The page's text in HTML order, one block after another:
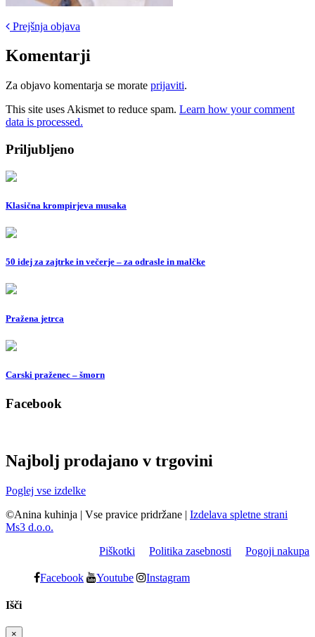
Post
navigation
Prejšnja objava
Komentarji
Za objavo komentarja se morate prijaviti.
This site uses Akismet to reduce spam. Learn how your comment
data is processed.
Priljubljeno
Klasična krompirjeva musaka
50 idej za zajtrke in večerje – za odrasle in malčke
Pražena jetrca
Carski praženec – šmorn
Facebook
Najbolj prodajano v trgovini
Poglej vse izdelke
©Anina kuhinja | Vse pravice pridržane | Izdelava spletne strani
Ms3 d.o.o.
Piškotki
Politika zasebnosti Pogoji nakupa
Facebook Youtube Instagram
Išči
×